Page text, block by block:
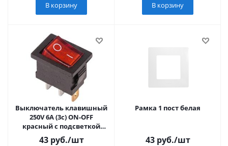
В корзину В корзину
Выключатель клавишный
250V 6А (3с) ON-OFF
красный с подсветкой
Mini (10/1000)
43руб./шт
Рамка 1 пост белая
43руб./шт